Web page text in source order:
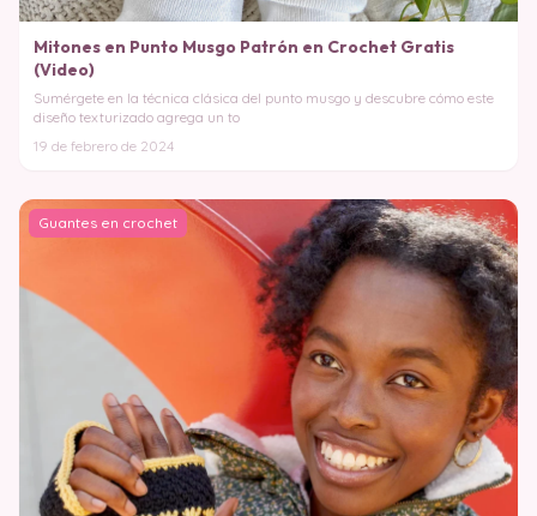
Mitones en Punto Musgo Patrón en Crochet Gratis
(Video)
Sumérgete en la técnica clásica del punto musgo y descubre cómo este
diseño texturizado agrega un to
19 de febrero de 2024
Guantes en crochet